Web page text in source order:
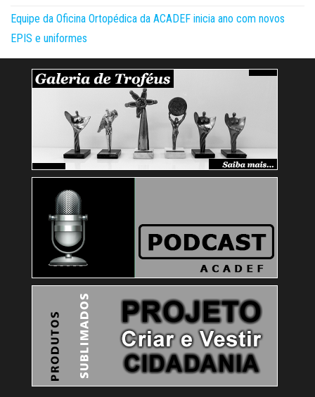
Equipe da Oficina Ortopédica da ACADEF inicia ano com novos
EPIS e uniformes